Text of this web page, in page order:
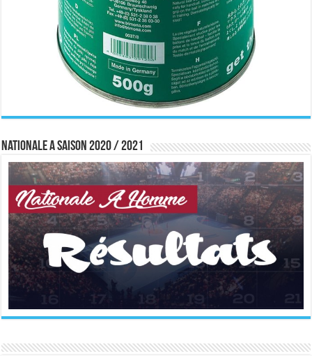
Nationale A saison 2020 / 2021